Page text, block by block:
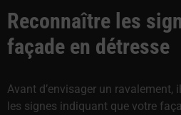
Reconnaître les
façade en détresse
Avant d’envisager un ravalement,
les signes indiquant que votre